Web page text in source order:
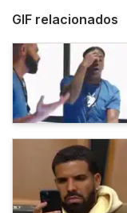
GIF relacionados